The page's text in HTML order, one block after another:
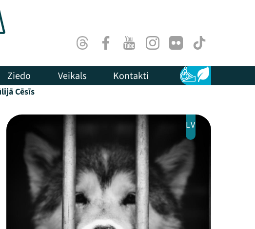
ThreadsFacebookYoutubeInstagram
Flick TikTok
Ziedo Veikals Kontakti Pieejamība
Ilgtspēja
Cēsīs
LV